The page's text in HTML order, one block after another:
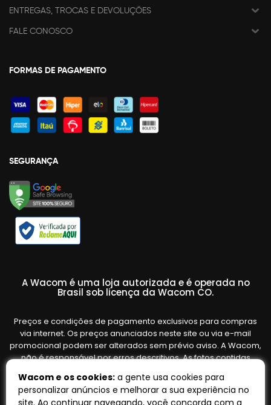
ENTREGAS, TROCAS E DEVOLUÇÕES
FALE CONOSCO
FORMAS DE PAGAMENTO
SEGURANÇA
A Wacom é uma loja autorizada e é operada no
Brasil sob licença da Wacom CO.
Preços e condições de pagamento exclusivos para compras
via internet. Os preços anunciados neste site ou via e-mail
promocional podem ser alterados sem prévio aviso. A Wacom,
não é responsável por erros descritivos. As fotos contidas
variar de acordo com o fornecedor/lote do fabricante. Ofertas
válidas até o término de nossos estoques. Vendas sujeitas à
Wacom e os cookies: a gente usa cookies para
personalizar anúncios e melhorar a sua experiência no
site. Ao continuar navegando, você concorda com a